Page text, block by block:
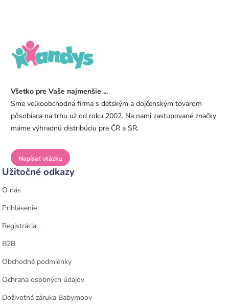
Všetko pre Vaše najmenšie ...
Sme veľkoobchodná firma s detským a dojčenským tovarom
pôsobiaca na trhu už od roku 2002. Na nami zastupované značky
máme výhradnú distribúciu pre ČR a SR.
Napísať otázku
Užitočné odkazy
O nás
Prihlásenie
Registrácia
B2B
Obchodné podmienky
Ochrana osobných údajov
Doživotná záruka Babymoov